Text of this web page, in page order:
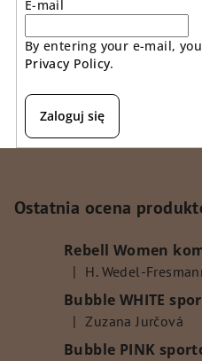
i
E-mail
By entering your e-mail,
Privacy Policy.
Zaloguj się
Ostatnia ocena
Rebell Women
Ocena produktu to 5
| H. Wedel-
Bubble WHITE
Ocena produktu to 5
| Zuzana Jurčová
Bubble PINK